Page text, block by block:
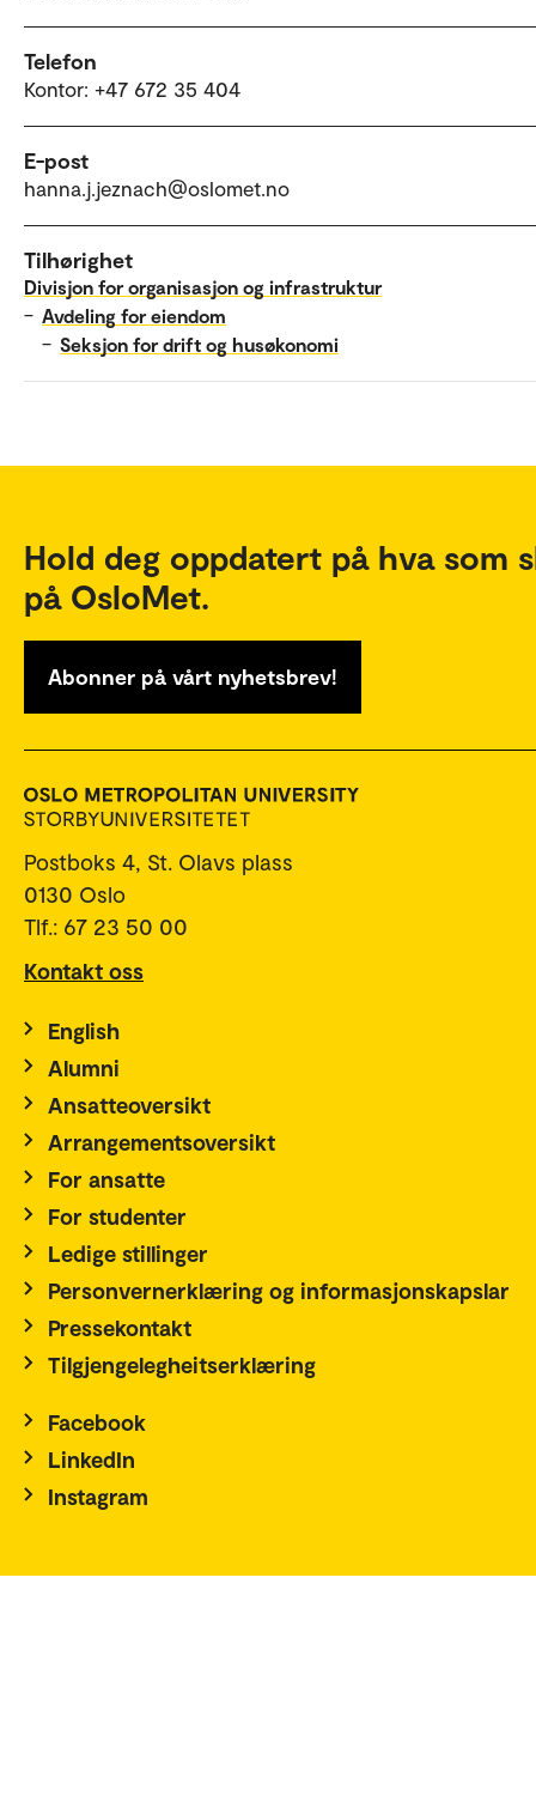
Telefon
Kontor: +47 672 35 404
E-post
hanna.j.jeznach@oslomet.no
Tilhørighet
Divisjon for organisasjon og infrastruktur
– Avdeling for eiendom
– Seksjon for drift og husøkonomi
Hold deg oppdatert på hva som
på OsloMet.
Abonner på vårt nyhetsbrev!
Postboks 4, St. Olavs plass
0130 Oslo
Tlf.: 67 23 50 00
Kontakt oss
English
Alumni
Ansatteoversikt
Arrangementsoversikt
For ansatte
For studenter
Ledige stillinger
Personvernerklæring og informasjonskapslar
Pressekontakt
Tilgjengelegheitserklæring
Facebook
LinkedIn
Instagram